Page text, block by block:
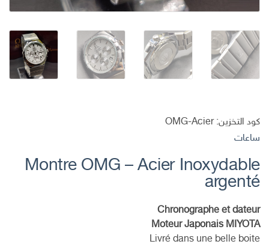
كود التخزين:OMG-Acier
ساعات
Montre OMG – Acier Inoxydable
argenté
Chronographe et dateur
Moteur Japonais MIYOTA
Livré dans une belle boite